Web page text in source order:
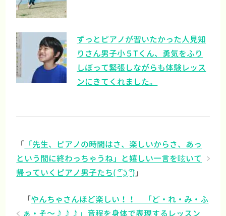
ずっとピアノが習いたかった人見知
りさん男子小５Tくん、勇気をふり
しぼって緊張しながらも体験レッス
ンにきてくれました。
「 「先生、ピアノの時間はさ、楽しいからさ、あっ
という間に終わっちゃうね」と嬉しい一言を呟いて
帰っていくピアノ男子たち( ͡° ͜ʖ ͡°) 」
「やんちゃさんほど楽しい！！ 「ど・れ・み・ふ
ぁ・そ～♪♪♪」音程を身体で表現するレッスン